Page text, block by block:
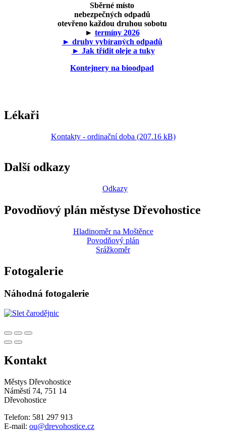
Sběrné místo
nebezpečných odpadů
otevřeno každou druhou sobotu
► termíny 2026
► druhy vybíraných odpadů
► Jak třídit oleje a tuky
Kontejnery na bioodpad
Lékaři
Kontakty - ordinační doba (207.16 kB)
Další odkazy
Odkazy
Povodňový plán městyse Dřevohostice
Hladinoměr na Moštěnce
Povodňový plán
Srážkoměr
Fotogalerie
Náhodná fotogalerie
Kontakt
Městys Dřevohostice
Náměstí 74, 751 14
Dřevohostice
Telefon: 581 297 913
E-mail: ou@drevohostice.cz